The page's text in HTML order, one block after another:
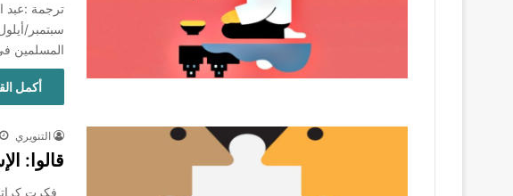
ترجمة :عبد
المسلمين
أكمل
التنويري
قالوا:
فكرت